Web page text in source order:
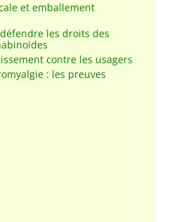
et emballement
les droits des
contre les usagers
: les preuves